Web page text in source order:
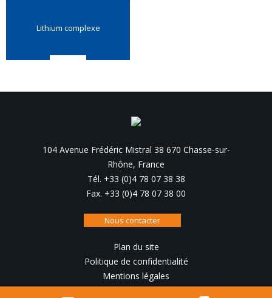
Lithium complexe
104 Avenue Frédéric Mistral 38 670 Chasse-sur-
Rhône, France
Tél. +33 (0)4 78 07 38 38
Fax. +33 (0)4 78 07 38 00
Nous contacter
Plan du site
Politique de confidentialité
Mentions légales
Conception, réalisation : IRIS Interactive